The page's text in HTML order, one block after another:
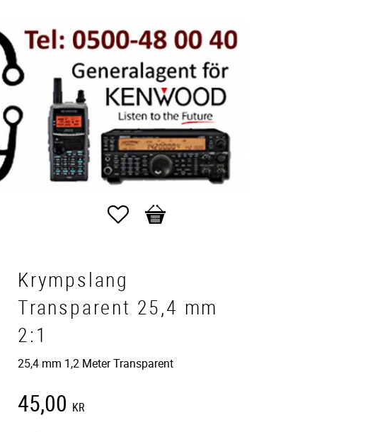
Favoriter
Kundvagn
Krympslang
Transparent 25,4 mm
2:1
25,4 mm 1,2 Meter Transparent
45,00 KR